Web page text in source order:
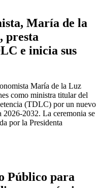
María de la
presta
e inicia sus
María de la Luz
como ministra titular del
(TDLC) por un nuevo
2026-2032. La ceremonia se
por la Presidenta
Público para